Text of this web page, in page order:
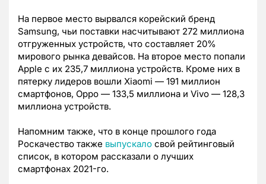
На первое место вырвался корейский бренд
Samsung, чьи поставки насчитывают 272 миллиона
отгруженных устройств, что составляет 20%
мирового рынка девайсов. На второе место попали
Apple с их 235,7 миллиона устройств. Кроме них в
пятерку лидеров вошли Xiaomi — 191 миллион
смартфонов, Oppo — 133,5 миллиона и Vivo — 128,3
миллиона устройств.
Напомним также, что в конце прошлого года
Роскачество также выпускало свой рейтинговый
список, в котором рассказали о лучших
смартфонах 2021-го.